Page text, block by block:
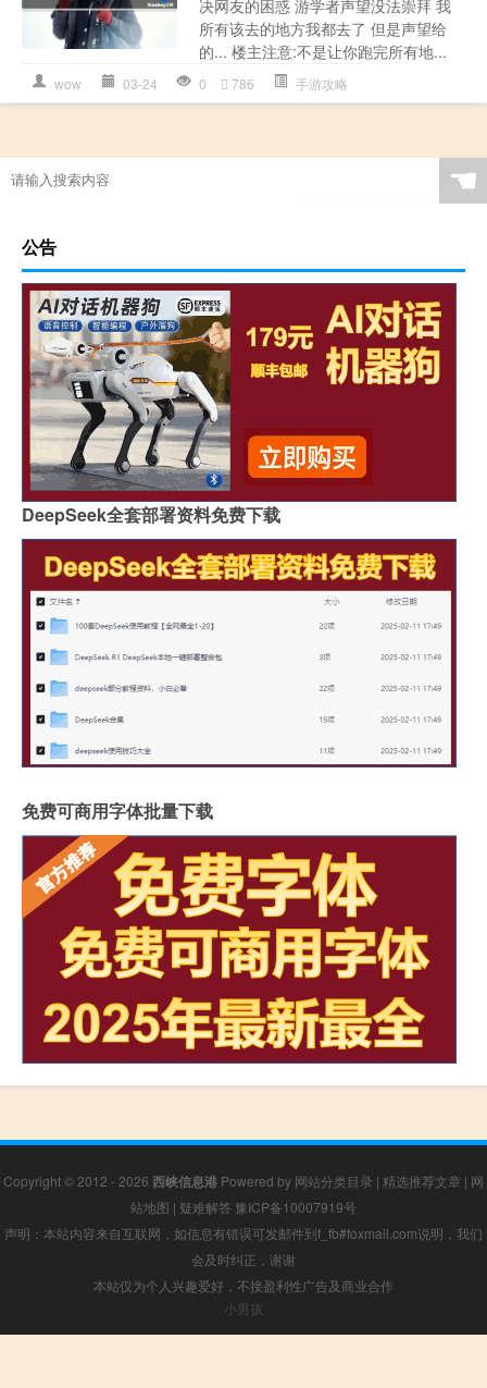
决网友的困惑 游学者声望没法崇拜 我
所有该去的地方我都去了 但是声望给
的... 楼主注意:不是让你跑完所有地...
wow 03-24 0 786 手游攻略
☚
公告
DeepSeek全套部署资料免费下载
免费可商用字体批量下载
Copyright © 2012 - 2026 西峡信息港 Powered by 网站分类目录 | 精选推荐文章 | 网
站地图 | 疑难解答 豫ICP备10007919号
声明：本站内容来自互联网，如信息有错误可发邮件到f_fb#foxmail.com说明，我们
会及时纠正，谢谢
本站仅为个人兴趣爱好，不接盈利性广告及商业合作
小男孩